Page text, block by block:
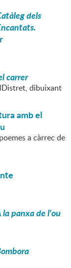
dels
carrer
dibuixant
amb el
a càrrec de
la panxa de l'ou